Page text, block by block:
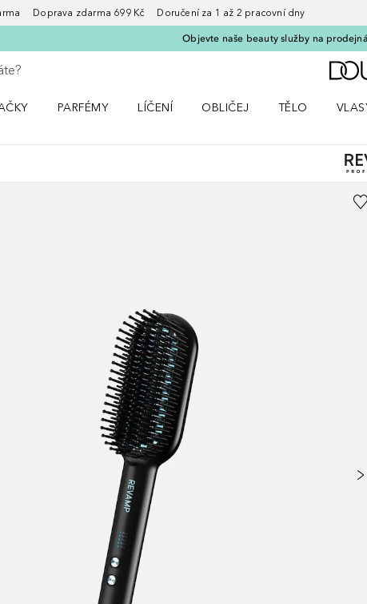
Doprava zdarma 699 Kč Doručení za 1 až 2 pracovní dny
Objevte naše beauty služby na
PARFÉMY
LÍČENÍ
OBLIČEJ
TĚLO